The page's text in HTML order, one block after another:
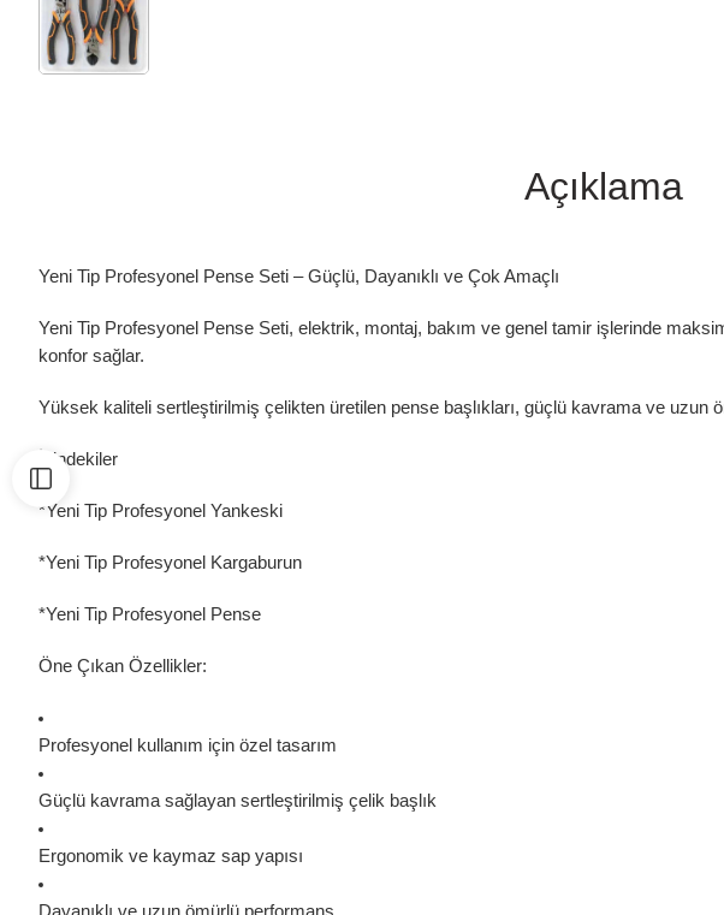
Açıklama
Yeni Tip Profesyonel Pense Seti – Güçlü, Dayanıklı ve Çok Amaçlı
Yeni Tip Profesyonel Pense Seti, elektrik, montaj, bakım ve genel tamir işlerinde
konfor sağlar.
Yüksek kaliteli sertleştirilmiş çelikten üretilen pense başlıkları, güçlü kavrama ve uzun
İçindekiler
*Yeni Tip Profesyonel Yankeski
*Yeni Tip Profesyonel Kargaburun
*Yeni Tip Profesyonel Pense
Öne Çıkan Özellikler:
Profesyonel kullanım için özel tasarım
Güçlü kavrama sağlayan sertleştirilmiş çelik başlık
Ergonomik ve kaymaz sap yapısı